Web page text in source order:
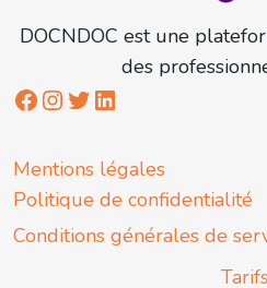
DOCNDOC est une
des
Mentions légales
Politique de confidentialité
Conditions générales de